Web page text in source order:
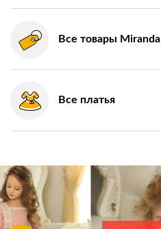
Все товары Miranda
Все платья